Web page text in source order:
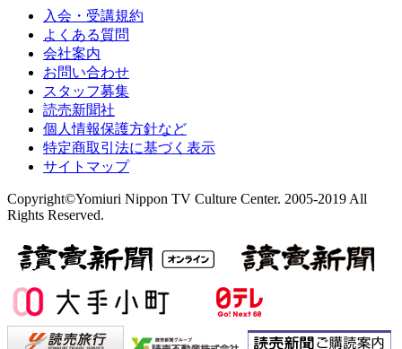
入会・受講規約
よくある質問
会社案内
お問い合わせ
スタッフ募集
読売新聞社
個人情報保護方針など
特定商取引法に基づく表示
サイトマップ
Copyright©Yomiuri Nippon TV Culture Center. 2005-2019 All
Rights Reserved.